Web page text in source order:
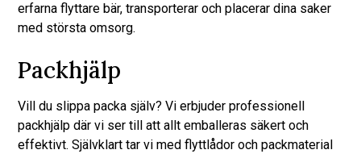
erfarna flyttare bär, transporterar och placerar dina saker
med största omsorg.
Packhjälp
Vill du slippa packa själv? Vi erbjuder professionell
packhjälp där vi ser till att allt emballeras säkert och
effektivt. Självklart tar vi med flyttlådor och packmaterial